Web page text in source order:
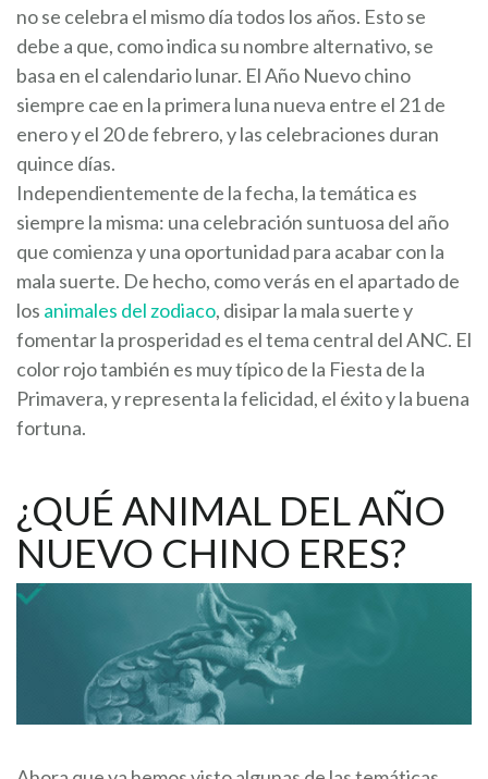
no se celebra el mismo día todos los años. Esto se
debe a que, como indica su nombre alternativo, se
basa en el calendario lunar. El Año Nuevo chino
siempre cae en la primera luna nueva entre el 21 de
enero y el 20 de febrero, y las celebraciones duran
quince días.
Independientemente de la fecha, la temática es
siempre la misma: una celebración suntuosa del año
que comienza y una oportunidad para acabar con la
mala suerte. De hecho, como verás en el apartado de
los animales del zodiaco, disipar la mala suerte y
fomentar la prosperidad es el tema central del ANC. El
color rojo también es muy típico de la Fiesta de la
Primavera, y representa la felicidad, el éxito y la buena
fortuna.
¿QUÉ ANIMAL DEL AÑO
NUEVO CHINO ERES?